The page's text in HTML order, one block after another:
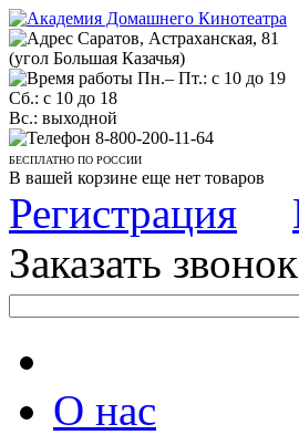
Саратов, Астраханская, 81
(угол Большая Казачья)
Пн.– Пт.: с 10 до 19
Сб.: с 10 до 18
Вс.: выходной
8-800-200-11-64
БЕСПЛАТНО ПО РОССИИ
В вашей корзине еще нет товаров
Регистрация
Заказать звонок
О нас